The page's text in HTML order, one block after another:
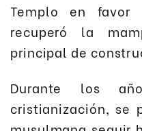
Templo en favor
recuperó la
principal de
Durante los
cristianización, se